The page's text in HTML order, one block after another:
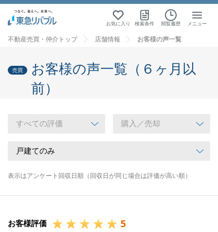
お気に入り 検索条件 閲覧履歴 メニュー
不動産売買・仲介トップ 店舗情報 お客様の声一覧
売買
お客様の声一覧（６ヶ月以
前）
表示はアンケート回収日順（回収日が同じ場合は評価が高い順）
お客様評価 5